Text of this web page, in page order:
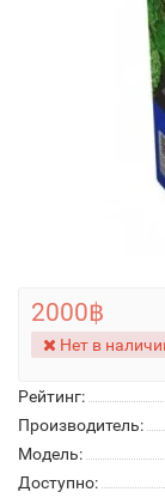
Рейтинг:
Производитель:
Модель:
Доступно:
2000฿
Нет в